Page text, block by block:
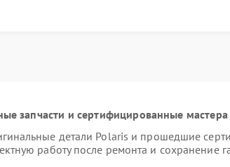
запчасти и сертифицированные мастера
детали Polaris и прошедшие
работу после ремонта и сохранение